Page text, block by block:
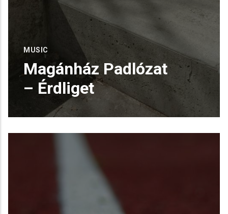
MUSIC
Magánház Padlózat
– Érdliget
Magánház Padlózat – Érdliget